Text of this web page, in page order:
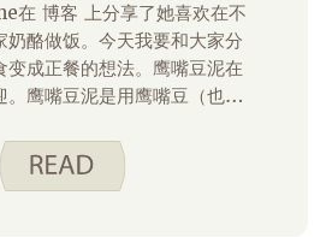
在 博客 上分享了她喜欢在不
奶酪做饭。今天我要和大家分
变成正餐的想法。鹰嘴豆泥在
。鹰嘴豆泥是用鹰嘴豆（也称
种营养素都是餐食中重要的。